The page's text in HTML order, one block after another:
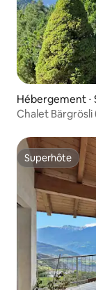
Hébergement ⋅
Chalet Bärgrösli
Superhôte
Superhôte